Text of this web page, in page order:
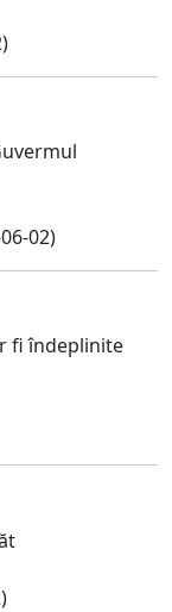
02)
fi îndeplinite